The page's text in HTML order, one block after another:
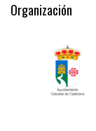
Organización